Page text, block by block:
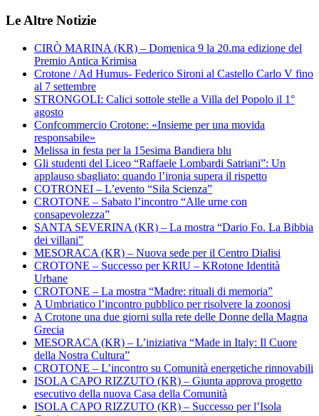
Le Altre Notizie
CIRÒ MARINA (KR) – Domenica 9 la 20.ma edizione del
Premio Antica Krimisa
Crotone / Ad Humus- Federico Sironi al Castello Carlo V fino
al 7 settembre
STRONGOLI: Calici sottole stelle a Villa del Popolo il 1°
agosto
Confcommercio Crotone: «Insieme per una movida
responsabile»
Melissa in festa per la 15esima Bandiera blu
Gli studenti del Liceo “Raffaele Lombardi Satriani”: Un
applauso sbagliato: quando l’ironia supera il rispetto
COTRONEI – L’evento “Sila Scienza”
CROTONE – Sabato l’incontro “Alle urne con
consapevolezza”
SANTA SEVERINA (KR) – La mostra “Dario Fo. La Bibbia
dei villani”
MESORACA (KR) – Nuova sede per il Centro Dialisi
CROTONE – Successo per KRIU – KRotone Identità
Urbane
CROTONE – La mostra “Madre: rituali di memoria”
A Umbriatico l’incontro pubblico per risolvere la zoonosi
A Crotone una due giorni sulla rete delle Donne della Magna
Grecia
MESORACA (KR) – L’iniziativa “Made in Italy: Il Cuore
della Nostra Cultura”
CROTONE – L’incontro su Comunità energetiche rinnovabili
ISOLA CAPO RIZZUTO (KR) – Giunta approva progetto
esecutivo della nuova Casa della Comunità
ISOLA CAPO RIZZUTO (KR) – Successo per l’Isola